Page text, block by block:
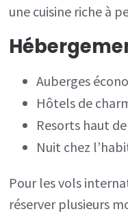
une cuisine riche à
Auberges
Hôtels de
Resorts haut
Nuit chez
Pour les vols
réserver plusieurs